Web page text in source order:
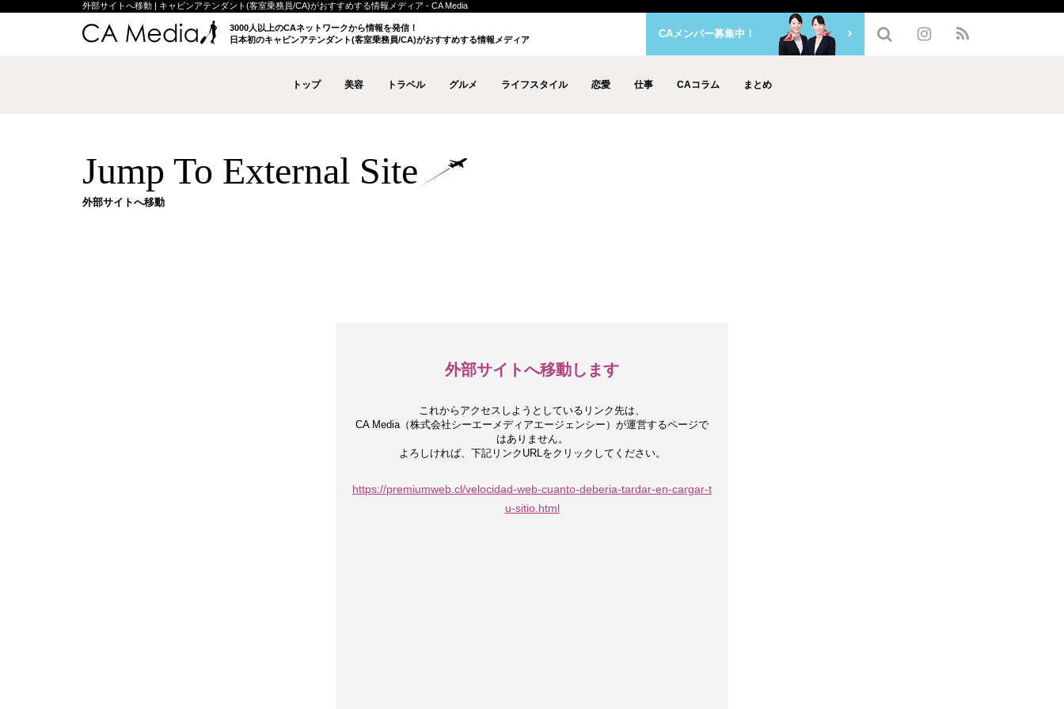
外部サイトへ移動 | キャビンアテンダント(客室乗務員/CA)がおすすめする情報メディア - CA Media
3000人以上のCAネットワークから情報を発信！
日本初のキャビンアテンダント(客室乗務員/CA)がおすすめする情報メディア
トップ 美容 トラベル グルメ ライフスタイル 恋愛 仕事 CAコラム まとめ
CAメンバー募集中！
Jump To External Site
外部サイトへ移動
外部サイトへ移動します
これからアクセスしようとしているリンク先は、
CA Media（株式会社シーエーメディアエージェンシー）が運営するページで
はありません。
よろしければ、下記リンクURLをクリックしてください。
https://premiumweb.cl/velocidad-web-cuanto-deberia-tardar-en-cargar-t
u-sitio.html